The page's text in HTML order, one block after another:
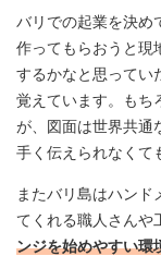
バリでの起業を決め
作ってもらおうと現
するかなと思ってい
覚えています。もち
が、図面は世界共通
手く伝えられなくて
またバリ島はハンド
てくれる職人さんや
ンジを始めやすい環